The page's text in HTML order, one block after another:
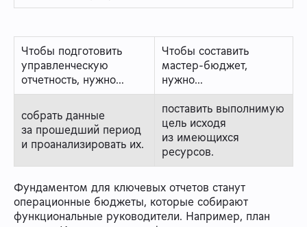
Чтобы подготовить
управленческую
отчетность, нужно…
Чтобы составить
мастер-бюджет,
нужно…
собрать данные
за прошедший период
и проанализировать их.
поставить выполнимую
цель исходя
из имеющихся
ресурсов.
Фундаментом для ключевых отчетов станут
операционные бюджеты, которые собирают
функциональные руководители. Например, план